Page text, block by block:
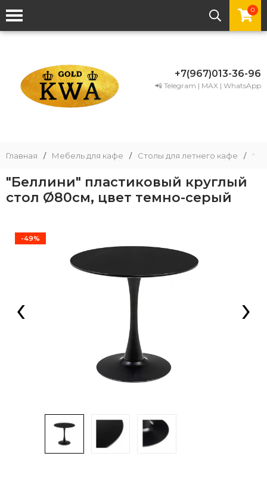
0
+7(967)013-36-96
📲 Telegram | MAX | WhatsApp
Главная / Мебель для кафе / Столы для летнего кафе /
"Беллини" пластиковый круглый
стол Ø80см, цвет темно-серый
-49%
‹ ›